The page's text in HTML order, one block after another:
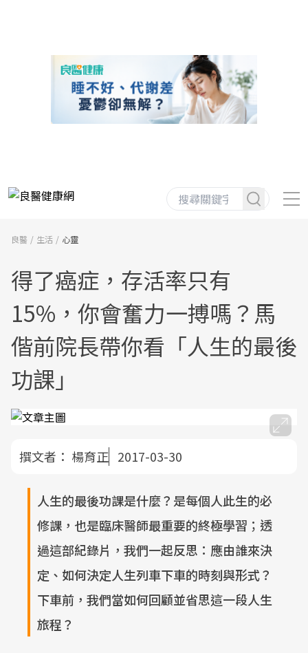
良醫 生活 心靈
得了癌症，存活率只有
15%，你會奮力一搏嗎？馬
偕前院長帶你看「人生的最後
功課」
撰文者： 楊育正 2017-03-30
人生的最後功課是什麼？是每個人此生的必
修課，也是臨床醫師最重要的終極學習；透
過這部紀錄片，我們一起反思：應由誰來決
定、如何決定人生列車下車的時刻與形式？
下車前，我們當如何回顧並省思這一段人生
旅程？